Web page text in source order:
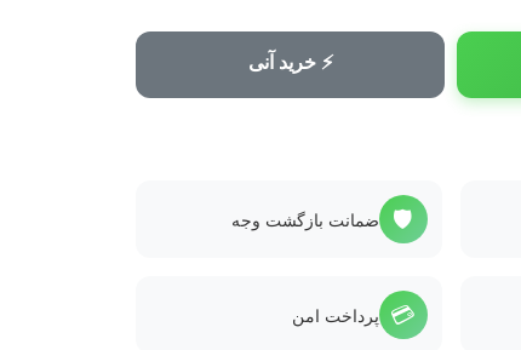
⚡ خرید آنی
🛡️ ضمانت بازگشت وجه
💳 پرداخت امن